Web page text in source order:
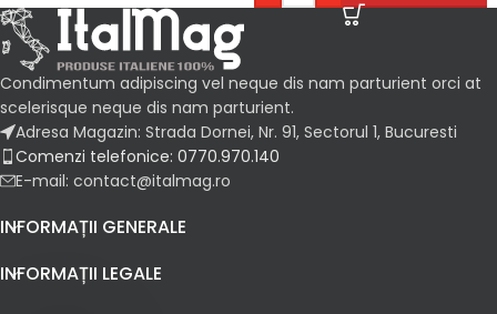
Condimentum adipiscing vel neque dis nam parturient orci at
scelerisque neque dis nam parturient.
Adresa Magazin: Strada Dornei, Nr. 91, Sectorul 1, Bucuresti
Comenzi telefonice: 0770.970.140
E-mail: contact@italmag.ro
INFORMAȚII GENERALE
INFORMAȚII LEGALE